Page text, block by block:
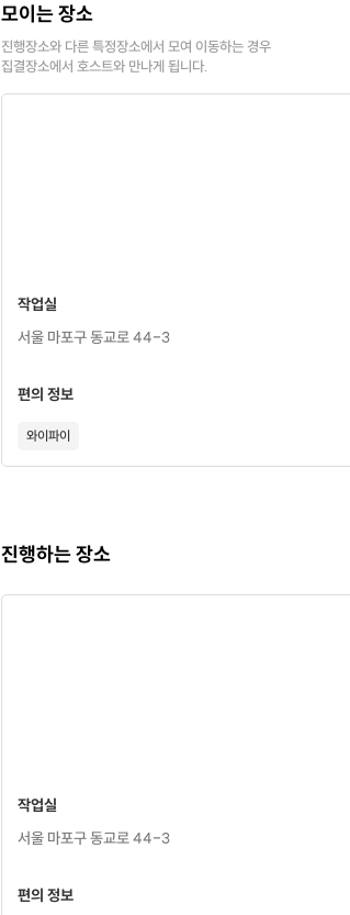
모이는 장소
진행장소와 다른 특정장소에서 모여 이동하는 경우
집결장소에서 호스트와 만나게 됩니다.
작업실
서울 마포구 동교로 44-3
편의 정보
와이파이
진행하는 장소
작업실
서울 마포구 동교로 44-3
편의 정보